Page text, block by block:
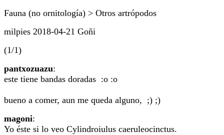
Fauna (no ornitología) > Otros artrópodos
milpies 2018-04-21 Goñi
(1/1)
pantxozuazu:
este tiene bandas doradas :o :o
bueno a comer, aun me queda alguno, ;) ;)
magoni:
Yo éste si lo veo Cylindroiulus caeruleocinctus.